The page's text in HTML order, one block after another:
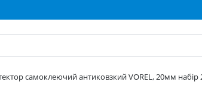
самоклеючий антиковзкий VOREL, 20мм набір